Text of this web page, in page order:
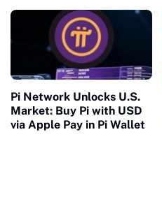
Assets Securely
Pi Network Unlocks U.S.
Market: Buy Pi with USD
via Apple Pay in Pi Wallet